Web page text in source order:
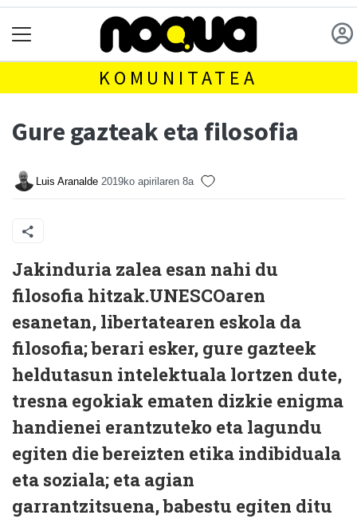
KOMUNITATEA
Gure gazteak eta filosofia
Luis Aranalde 2019ko apirilaren 8a
Jakinduria zalea esan nahi du
filosofia hitzak.UNESCOaren
esanetan, libertatearen eskola da
filosofia; berari esker, gure gazteek
heldutasun intelektuala lortzen dute,
tresna egokiak ematen dizkie enigma
handienei erantzuteko eta lagundu
egiten die bereizten etika indibiduala
eta soziala; eta agian
garrantzitsuena, babestu egiten ditu